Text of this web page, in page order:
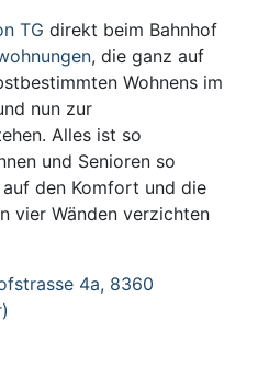
TG direkt beim Bahnhof
, die ganz auf
Wohnens im
nun zur
Alles ist so
und Senioren so
den Komfort und die
vier Wänden verzichten
4a, 8360